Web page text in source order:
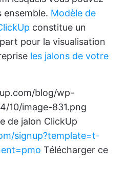
ensemble. Modèle de
constitue un
pour la visualisation
les jalons de votre
blog/wp-
10/image-831.png
de jalon ClickUp
signup?template=t-
Télécharger ce